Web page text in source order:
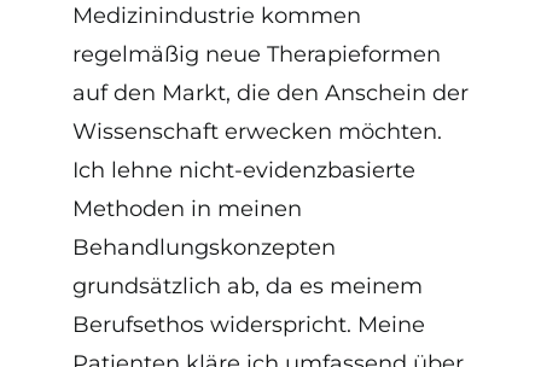
Medizinindustrie kommen
regelmäßig neue Therapieformen
auf den Markt, die den Anschein der
Wissenschaft erwecken möchten.
Ich lehne nicht-evidenzbasierte
Methoden in meinen
Behandlungskonzepten
grundsätzlich ab, da es meinem
Berufsethos widerspricht. Meine